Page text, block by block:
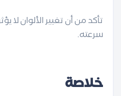
تأكد من أن تغيير الألوان لا
سرعته.
خلاصة